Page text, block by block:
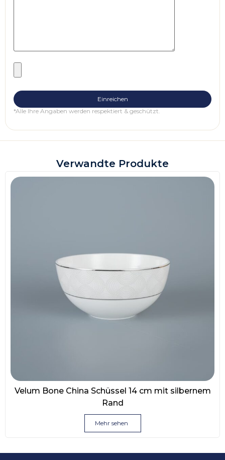
*Alle Ihre Angaben werden respektiert & geschützt.
Verwandte Produkte
Velum Bone China Schüssel 14 cm mit silbernem
Rand
Mehr sehen